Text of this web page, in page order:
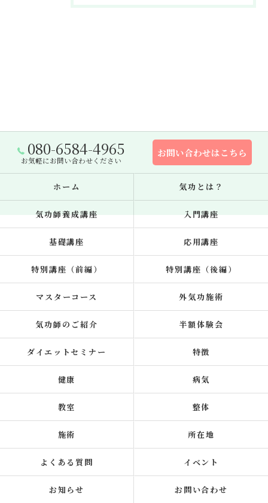
080-6584-4965
お気軽にお問い合わせください
お問い合わせはこちら
ホーム 気功とは？
気功師養成講座 入門講座
基礎講座 応用講座
特別講座（前編） 特別講座（後編）
マスターコース 外気功施術
気功師のご紹介 半額体験会
ダイエットセミナー 特徴
健康 病気
教室 整体
施術 所在地
よくある質問 イベント
お知らせ お問い合わせ